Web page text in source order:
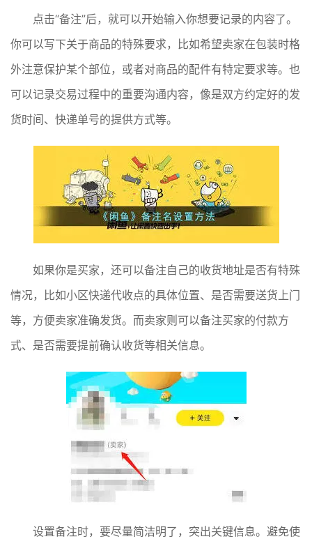
点击“备注”后，就可以开始输入你想要记录的内容了。
你可以写下关于商品的特殊要求，比如希望卖家在包装时格
外注意保护某个部位，或者对商品的配件有特定要求等。也
可以记录交易过程中的重要沟通内容，像是双方约定好的发
货时间、快递单号的提供方式等。
如果你是买家，还可以备注自己的收货地址是否有特殊
情况，比如小区快递代收点的具体位置、是否需要送货上门
等，方便卖家准确发货。而卖家则可以备注买家的付款方
式、是否需要提前确认收货等相关信息。
设置备注时，要尽量简洁明了，突出关键信息。避免使